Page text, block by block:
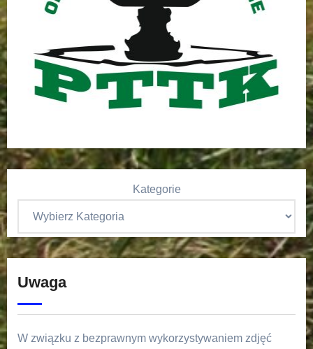
Kategorie
Uwaga
W związku z bezprawnym wykorzystywaniem zdjęć